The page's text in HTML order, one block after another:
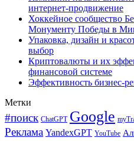
интернет-продвижение
Хоккейное сообщество
Монументу Победы в
Упаковка, дизайн и
выбор
Криптовалюты и их
финансовой системе
Эффективность бизнес-
Метки
#поиск ChatGPT Google
Реклама YandexGPT YouTube